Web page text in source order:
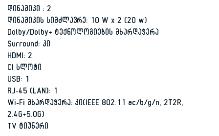
დინამიკი : 2
დინამიკის სიმძლავრე: 10 W x 2 (20 w)
Dolby/Dolby+ ტექნოლოგიების მხარდაჭერა
Surround: კი
HDMI: 2
CI სლოტი
USB: 1
RJ-45 (LAN): 1
Wi-Fi მხარდაჭერა: კი(IEEE 802.11 ac/b/g/n, 2T2R,
2.4G+5.0G)
TV ტიუნერი